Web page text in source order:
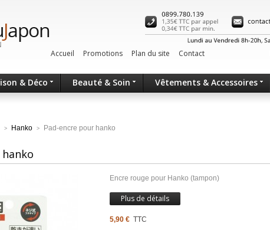
Accueil Promotions Plan du site Contact
& Déco Beauté & Soin Vêtements & Accessoires
> Hanko > Pad-encre pour hanko
Encre rouge pour Hanko (tampon)
Plus de détails
5,90 € TTC